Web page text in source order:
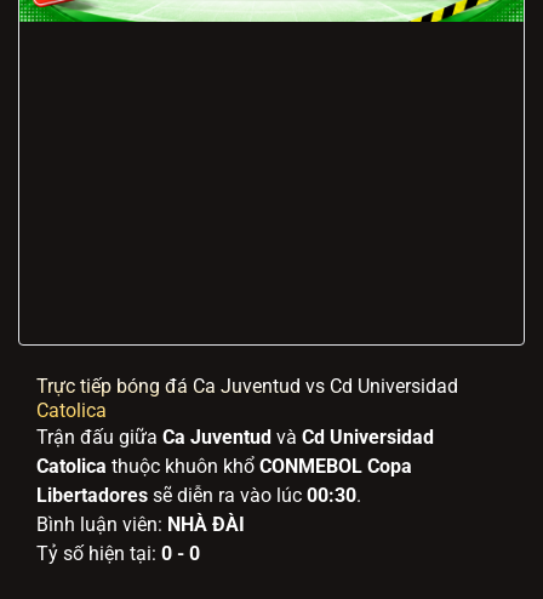
Trực tiếp bóng đá Ca Juventud vs Cd Universidad
Catolica
Trận đấu giữa Ca Juventud và Cd Universidad
Catolica thuộc khuôn khổ CONMEBOL Copa
Libertadores sẽ diễn ra vào lúc 00:30.
Bình luận viên: NHÀ ĐÀI
Tỷ số hiện tại: 0 - 0